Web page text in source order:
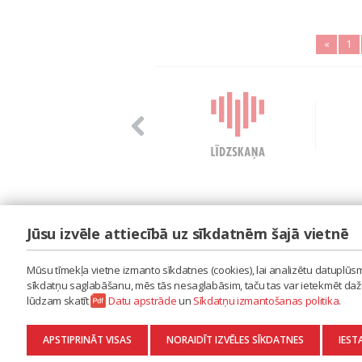
« 1
LAIPA
ES RADU MŪZIKU
AKTUALITĀTES
KONTAKTI
SĪKDATŅU IZMANTOŠANAS POLITIKA
DATU APSTRĀDE
Jūsu izvēle attiecībā uz sīkdatnēm šajā vietnē
Mūsu tīmekļa vietne izmanto sīkdatnes (cookies), lai analizētu
sīkdatņu saglabāšanu, mēs tās nesaglabāsim, taču tas var ietekmēt
lūdzam skatīt
Datu apstrādeun Sīkdatņu izmantošanas politika.
APSTIPRINĀT VISAS NORAIDĪT IZVĒLES SĪKDATNES